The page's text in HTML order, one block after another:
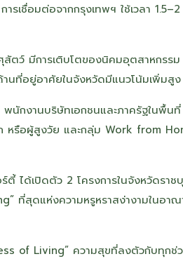
เชื่อมต่อจากกรุงเทพฯ ใช้เวลา
ตว์ มีการเติบโตของนิคมอุตสาหกรร
นที่อยู่อาศัยในจังหวัดมีแนวโน้มเพิ่มสูง
นักงานบริษัทเอกชนและภาครัฐในพื้น
ก หรือผู้สูงวัย และกลุ่ม Work from
ด้เปิดตัว 2 โครงการในจังหวัดราช
ที่สุดแห่งความหรูหราสง่างามในอา
of Living” ความสุขที่ลงตัวกับทุก